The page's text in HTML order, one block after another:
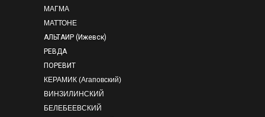
МАГМА
МАТТОНЕ
АЛЬТАИР (Ижевск)
РЕВДА
ПОРЕВИТ
КЕРАМИК (Агаповский)
ВИНЗИЛИНСКИЙ
БЕЛЕБЕЕВСКИЙ